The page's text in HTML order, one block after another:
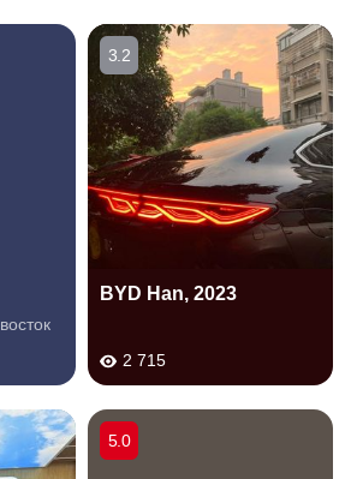
BYD Han, 2023
2 715
3.2
5.0